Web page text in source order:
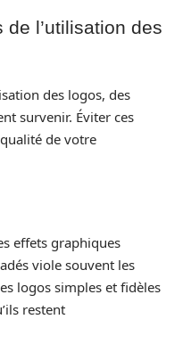
l’utilisation des
des logos, des
survenir. Éviter ces
de votre
effets graphiques
viole souvent les
logos simples et fidèles
restent